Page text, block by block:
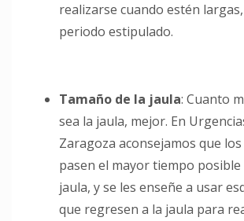
realizarse cuando estén
periodo estipulado.
Tamaño de la jaula: Cuanto
sea la jaula, mejor. En
Zaragoza aconsejamos que
pasen el mayor tiempo
jaula, y se les enseñe a usar
que regresen a la jaula para